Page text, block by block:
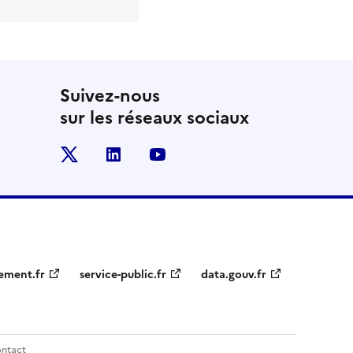
Suivez-nous
sur les réseaux sociaux
linkedin
service-public.fr data.gouv.fr